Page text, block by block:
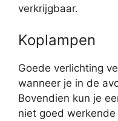
verkrijgbaar.
Koplampen
Goede verlichting
wanneer je in de
Bovendien kun je
niet goed